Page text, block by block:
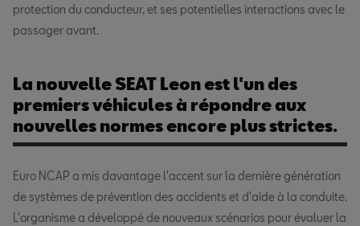
protection du conducteur, et ses potentielles interactions avec le
passager avant.
La nouvelle SEAT Leon est l'un des
premiers véhicules à répondre aux
nouvelles normes encore plus strictes.
Euro NCAP a mis davantage l'accent sur la dernière génération
de systèmes de prévention des accidents et d'aide à la conduite.
L'organisme a développé de nouveaux scénarios pour évaluer la